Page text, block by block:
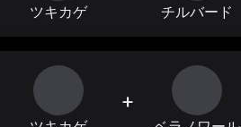
ツキカゲ チルバード
+